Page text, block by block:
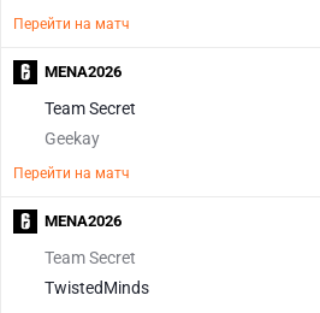
Перейти на матч
Team Secret
Geekay
Перейти на матч
MENA2026
Team Secret
TwistedMinds
MENA2026